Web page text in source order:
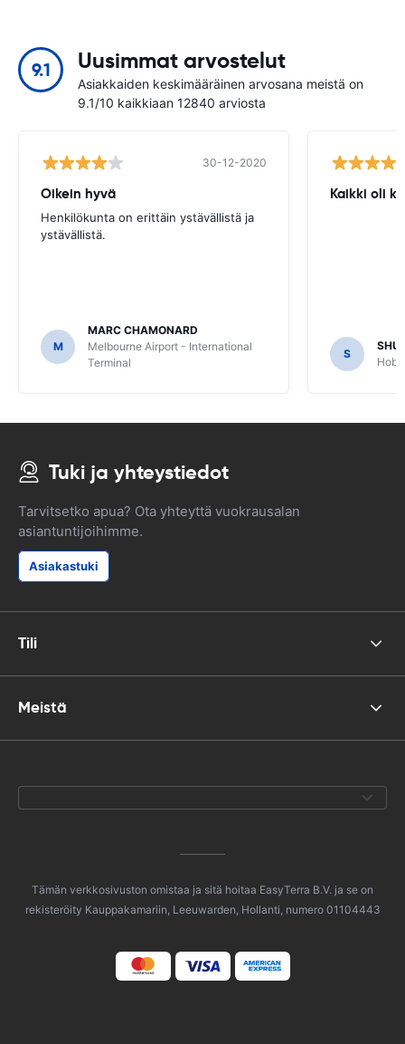
9.1 Uusimmat arvostelut
Asiakkaiden keskimääräinen arvosana meistä on
9.1/10 kaikkiaan 12840 arviosta
30-12-2020
Oikein hyvä
Henkilökunta on erittäin ystävällistä ja
ystävällistä.
M
MARC CHAMONARD
Melbourne Airport - International
Terminal
Kaikki oli
S
Tuki ja yhteystiedot
Tarvitsetko apua? Ota yhteyttä vuokrausalan
asiantuntijoihimme.
Asiakastuki
Tili
Meistä
Tämän verkkosivuston omistaa ja sitä hoitaa EasyTerra B.V. ja se on
rekisteröity Kauppakamariin, Leeuwarden, Hollanti, numero 01104443